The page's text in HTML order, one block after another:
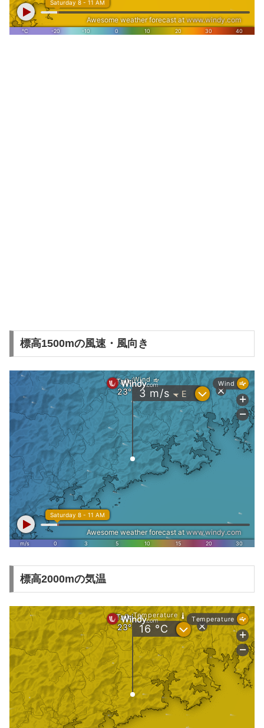
標高1500mの風速・風向き
標高2000mの気温